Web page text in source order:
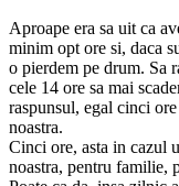
Aproape era sa uit ca
minim opt ore si, daca
o pierdem pe drum. Sa
cele 14 ore sa mai
raspunsul, egal cinci
noastra.
Cinci ore, asta in cazul
noastra, pentru familie,